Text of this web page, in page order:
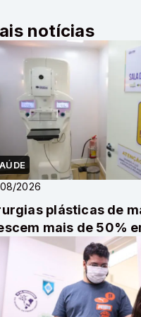
notícias
2026
plásticas de
mais de 50%